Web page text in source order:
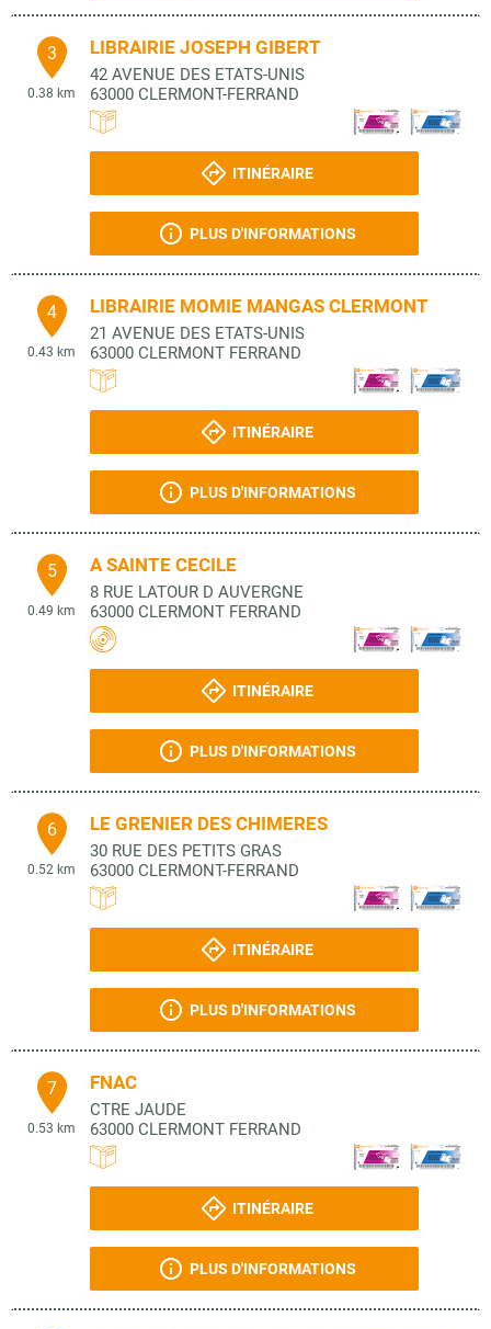
3
0.38 km
LIBRAIRIE JOSEPH GIBERT
42 AVENUE DES ETATS-UNIS
63000 CLERMONT-FERRAND
ITINÉRAIRE
PLUS D'INFORMATIONS
4
0.43 km
LIBRAIRIE MOMIE MANGAS CLERMONT
21 AVENUE DES ETATS-UNIS
63000 CLERMONT FERRAND
ITINÉRAIRE
PLUS D'INFORMATIONS
5
0.49 km
A SAINTE CECILE
8 RUE LATOUR D AUVERGNE
63000 CLERMONT FERRAND
ITINÉRAIRE
PLUS D'INFORMATIONS
6
0.52 km
LE GRENIER DES CHIMERES
30 RUE DES PETITS GRAS
63000 CLERMONT-FERRAND
ITINÉRAIRE
PLUS D'INFORMATIONS
7
0.53 km
FNAC
CTRE JAUDE
63000 CLERMONT FERRAND
ITINÉRAIRE
PLUS D'INFORMATIONS